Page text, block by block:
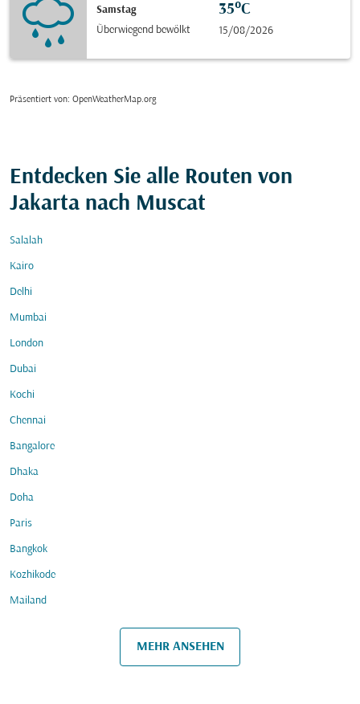
Samstag
Überwiegend bewölkt
35°C
15/08/2026
Präsentiert von: OpenWeatherMap.org
Entdecken Sie alle Routen von
Jakarta nach Muscat
Salalah
Kairo
Delhi
Mumbai
London
Dubai
Kochi
Chennai
Bangalore
Dhaka
Doha
Paris
Bangkok
Kozhikode
Mailand
MEHR ANSEHEN